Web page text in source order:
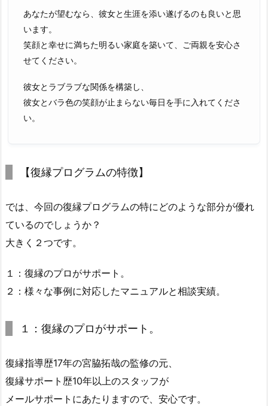
あなたが望むなら、彼女と生涯を添い遂げるのも良いと思
います。
笑顔と幸せに満ちた明るい家庭を築いて、ご両親を安心さ
せてください。
彼女とラブラブな関係を構築し、
彼女とバラ色の笑顔が止まらない毎日を手に入れてくださ
い。
【復縁プログラムの特徴】
では、今回の復縁プログラムの特にどのような部分が優れ
ているのでしょうか？
大きく２つです。
１：復縁のプロがサポート。
２：様々な事例に対応したマニュアルと相談実績。
１：復縁のプロがサポート。
復縁指導歴17年の宮脇拓哉の監修の元、
復縁サポート歴10年以上のスタッフが
メールサポートにあたりますので、安心です。